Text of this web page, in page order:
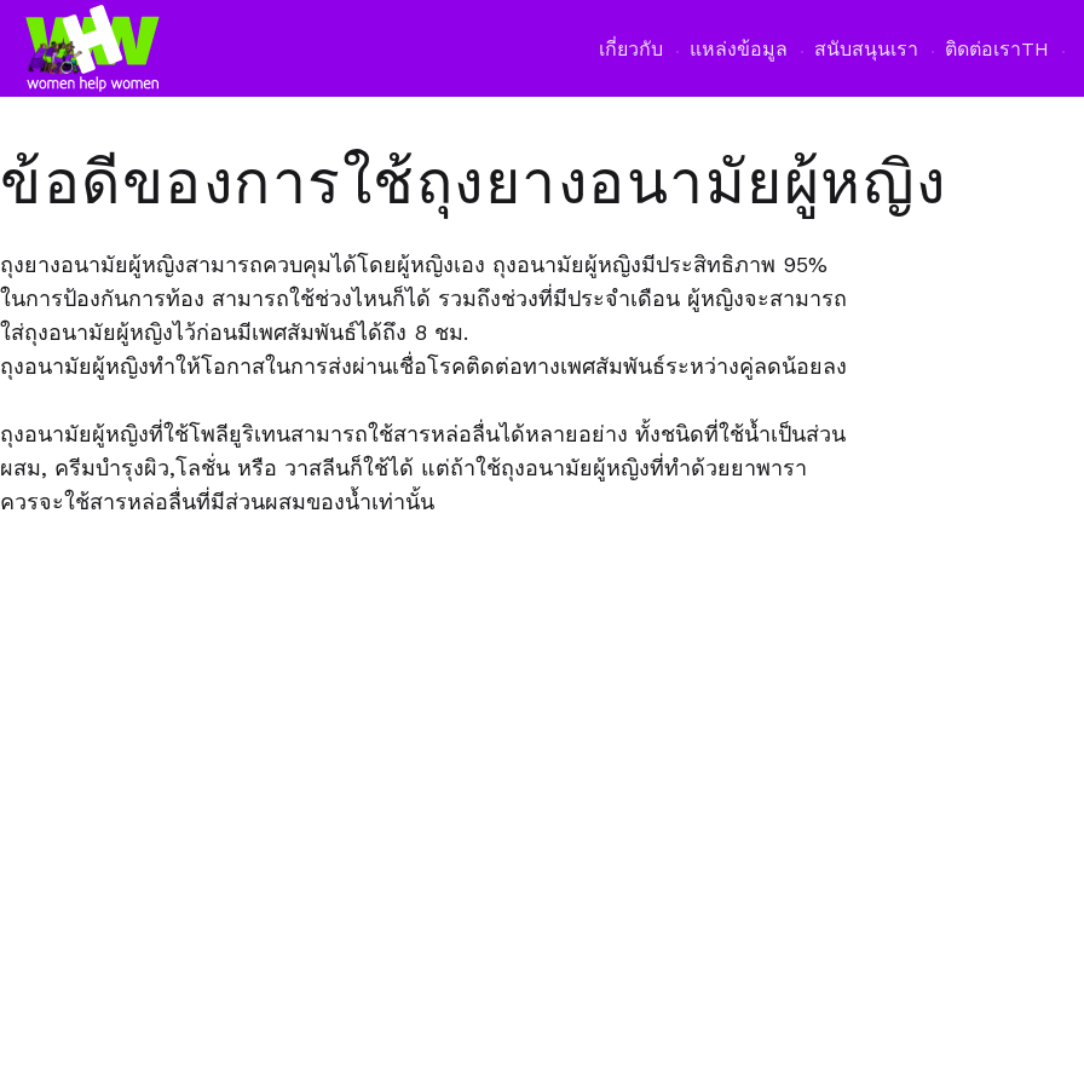
เกี่ยวกับ แหล่งข้อมูล สนับสนุนเรา ติดต่อเราTH
ข้อดีของการใช้ถุงยางอนามัยผู้หญิง
ถุงยางอนามัยผู้หญิงสามารถควบคุมได้โดยผู้หญิงเอง ถุงอนามัยผู้หญิงมีประสิทธิภาพ 95%
ในการป้องกันการท้อง สามารถใช้ช่วงไหนก็ได้ รวมถึงช่วงที่มีประจำเดือน ผู้หญิงจะสามารถ
ใส่ถุงอนามัยผู้หญิงไว้ก่อนมีเพศสัมพันธ์ได้ถึง 8 ชม.
ถุงอนามัยผู้หญิงทำให้โอกาสในการส่งผ่านเชื่อโรคติดต่อทางเพศสัมพันธ์ระหว่างคู่ลดน้อยลง
ถุงอนามัยผู้หญิงที่ใช้โพลียูริเทนสามารถใช้สารหล่อลื่นได้หลายอย่าง ทั้งชนิดที่ใช้น้ำเป็นส่วน
ผสม, ครีมบำรุงผิว,โลชั่น หรือ วาสลีนก็ใช้ได้ แต่ถ้าใช้ถุงอนามัยผู้หญิงที่ทำด้วยยาพารา
ควรจะใช้สารหล่อลื่นที่มีส่วนผสมของน้ำเท่านั้น